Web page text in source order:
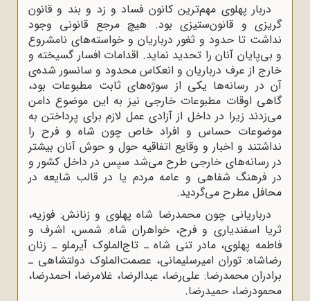
دربار پهلوی مهم‌ترین کانون فساد و زد و بند و قانون
گریزی و قانون‌ستیزی بود. هیچ مرجع قانونی وجود
نداشت تا حدود و ثغور درباریان و خواسته‌های نامشروع
و بی‌پایان آنان را تحدید نماید. اقدامات افسار گسیخته و
خارج از عرف درباریان و انعکاس محدود و سانسور شده‌ی
آن در رسانه‌ها یکی از سوژه‌های ثابت مطبوعات بود،
گاهی اوقات مطبوعات خارجی نیز به این موضوع دامن
می‌زدند زیرا در داخل از آزادی عمل لازم برای پرداختن به
موضوعات حساس و افراد خاص چون شاه و فرح را
نداشتند و اخبار و وقایع اتفاقیه حول و حوش آنان بیشتر
در رسانه‌های خارجی طرح می‌شد سپس در داخل کشور و
در فرهنگ شفاهی و عامه مردم یا در قالب شایعه در
محافل مطرح می‌گردید.
درباریانی چون محمدرضا شاه پهلوی و زنانش: فوزیه،
ثریا اسفندیاری و فرح، خواهران شاه: شمس، اشرف و
فاطمه پهلوی، مادر تنی شاه ـ تاج‌الملوک آیرملو ـ زنان
رضاشاه: توران امیرسلیمانی، عصمت‌الملوک دولتشاهی ـ
برادران محمدرضا: علی‌رضا، عبدالرضا، غلامرضا، احمدرضا،
محمودرضا، حمیدرضا.